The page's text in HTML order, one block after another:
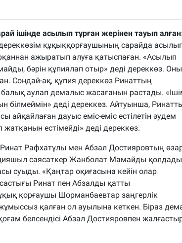
ішінде асылып тұрған жерінен тауып
құқыққорғаушының сарайда
ажыратып алуға қатыспаған. «Асылып
бәрін құпиялап отыр» деді дереккөз.
Сондай-ақ, құпия дереккөз Ринаттың
аулап демалыс жасағанын растады.
білмеймін» деді дереккөз. Айтуынша,
айқайлаған дауыс еміс-еміс естілетін әудем
естімейді» деді дереккөз.
Рафхатұлы мен Абзал Достияровтың
саясаткер Жанболат Мамайды
суыды. «Қаңтар оқиғасына кейін олар
Ринат пен Абзалды қатты
қорғаушы Шорманбаевтар заңгерлік
қалған ол ауылына кеткен. Біраз
белсендісі Абзал Достияровпен